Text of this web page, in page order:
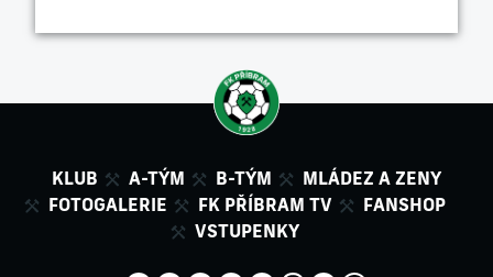
KLUB A-TÝM B-TÝM
MLÁDEZ A ZENY
FOTOGALERIE
FK PŘÍBRAM TV
FANSHOP
VSTUPENKY